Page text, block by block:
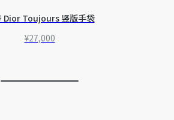
Dior Toujours 竖版手袋
¥27,000